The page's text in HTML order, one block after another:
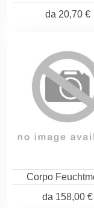
da 20,70 €
Corpo
da 158,00 €